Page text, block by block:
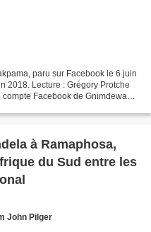
paru sur Facebook le 6 juin
2018. Lecture : Grégory Protche
Facebook de Gnimdewa
à Ramaphosa,
du Sud entre les
John Pilger